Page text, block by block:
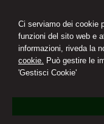
Ci serviamo dei cookie
funzioni del sito web e
informazioni, riveda la
cookie. Può gestire le
'Gestisci Cookie'